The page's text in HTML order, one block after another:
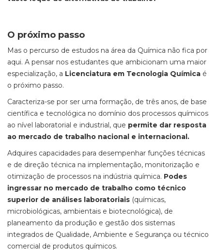
O próximo passo
Mas o percurso de estudos na área da Química não fica por
aqui. A pensar nos estudantes que ambicionam uma maior
especialização, a Licenciatura em Tecnologia Química é
o próximo passo.
Caracteriza-se por ser uma formação, de três anos, de base
científica e tecnológica no domínio dos processos químicos
ao nível laboratorial e industrial, que permite dar resposta
ao mercado de trabalho nacional e internacional.
Adquires capacidades para desempenhar funções técnicas
e de direção técnica na implementação, monitorização e
otimização de processos na indústria química. Podes
ingressar no mercado de trabalho como técnico
superior de análises laboratoriais (químicas,
microbiológicas, ambientais e biotecnológica), de
planeamento da produção e gestão dos sistemas
integrados de Qualidade, Ambiente e Segurança ou técnico
comercial de produtos químicos.